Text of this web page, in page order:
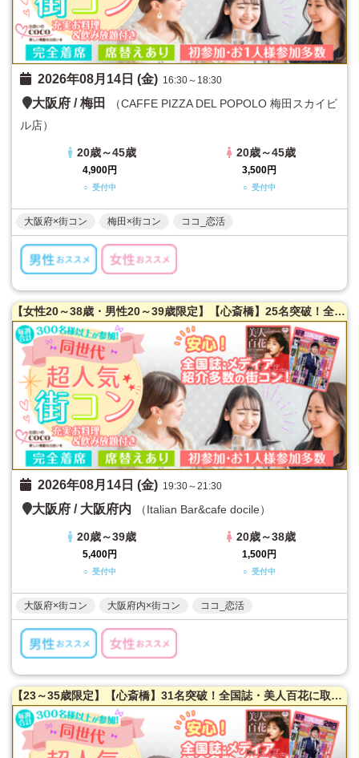
2026年08月14日 (金) 16:30～18:30
大阪府 /梅田
（CAFFE PIZZA DEL POPOLO 梅田スカイビ
ル店）
20歳～45歳
4,900円
○ 受付中
20歳～45歳
3,500円
○ 受付中
大阪府×街コン 梅田×街コン ココ_恋活
【女性20～38歳・男性20～39歳限定】【心斎橋】25名突破！全国誌・美人百花に取材を受けた大阪で一番出会える街コン☆高評価多数！隠れ家レストラン貸切☆お一人様参加多数！お料理はイタリアンコース料理！【カジュアルな雰囲気】LINE交換自由＆席がえあり！
2026年08月14日 (金) 19:30～21:30
大阪府 / 大阪府内 （Italian Bar&cafe docile）
20歳～39歳
5,400円
○ 受付中
20歳～38歳
1,500円
○ 受付中
大阪府×街コン 大阪府内×街コン ココ_恋活
【23～35歳限定】【心斎橋】31名突破！全国誌・美人百花に取材を受けた大阪で一番出会える街コン☆高評価多数！隠れ家レストラン貸切☆お一人様参加多数！お料理はイタリアンコース料理！【カジュアルな雰囲気】LINE交換自由＆席がえあり！